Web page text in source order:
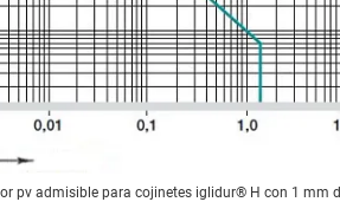
pv admisible para cojinetes iglidur® H con 1 mm